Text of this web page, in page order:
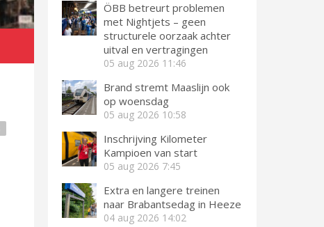
ÖBB betreurt problemen
met Nightjets – geen
structurele oorzaak achter
uitval en vertragingen
05 aug 2026 11:46
Brand stremt Maaslijn ook
op woensdag
05 aug 2026 10:58
Inschrijving Kilometer
Kampioen van start
05 aug 2026 7:45
Extra en langere treinen
naar Brabantsedag in Heeze
04 aug 2026 14:02